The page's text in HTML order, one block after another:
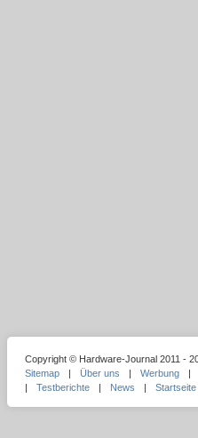
Copyright © Hardware-Journal 2011 -
Sitemap
| Über uns | Werbung |
|
Testberichte | News | Startseite